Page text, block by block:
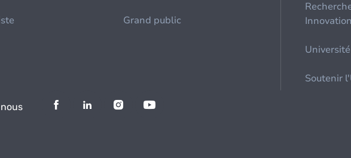
Grand public
Soutenir